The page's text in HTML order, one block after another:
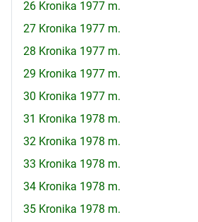
26 Kronika 1977 m.
27 Kronika 1977 m.
28 Kronika 1977 m.
29 Kronika 1977 m.
30 Kronika 1977 m.
31 Kronika 1978 m.
32 Kronika 1978 m.
33 Kronika 1978 m.
34 Kronika 1978 m.
35 Kronika 1978 m.